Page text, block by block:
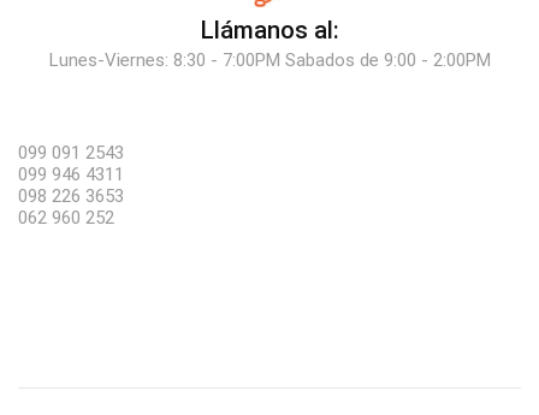
Llámanos al:
Lunes-Viernes: 8:30 - 7:00PM Sabados de 9:00 - 2:00PM
099 091 2543
099 946 4311
098 226 3653
062 960 252